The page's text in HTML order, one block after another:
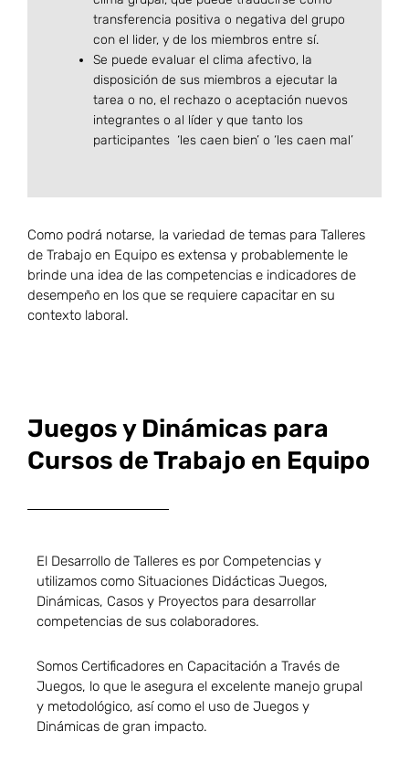
transferencia positiva o negativa del grupo
con el lider, y de los miembros entre sí.
Se puede evaluar el clima afectivo, la
disposición de sus miembros a ejecutar la
tarea o no, el rechazo o aceptación nuevos
integrantes o al líder y que tanto los
participantes ‘les caen bien’ o ‘les caen mal’
Como podrá notarse, la variedad de temas para Talleres
de Trabajo en Equipo es extensa y probablemente le
brinde una idea de las competencias e indicadores de
desempeño en los que se requiere capacitar en su
contexto laboral.
Juegos y Dinámicas para
Cursos de Trabajo en Equipo
El Desarrollo de Talleres es por Competencias y
utilizamos como Situaciones Didácticas Juegos,
Dinámicas, Casos y Proyectos para desarrollar
competencias de sus colaboradores.
Somos Certificadores en Capacitación a Través de
Juegos, lo que le asegura el excelente manejo grupal
y metodológico, así como el uso de Juegos y
Dinámicas de gran impacto.